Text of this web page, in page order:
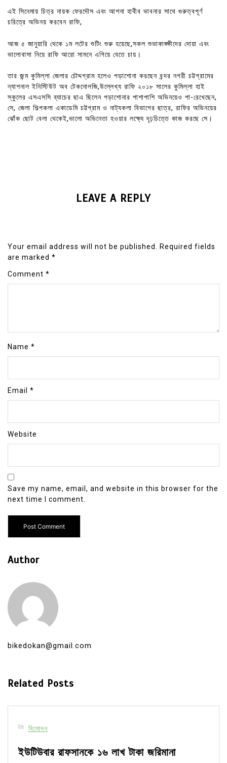
এই সিনেমায় চিত্র নায়ক ফেরদৌস এবং আশনা হাবীব ভাবনার সাথে গুরুত্বপূর্ণ
চরিত্রে অভিনয় করবেন রাফি,
আজ ৫ জানুয়ারি থেকে ১ম লটের শুটিং শুরু হয়েছে,সকল শুভাকাঙ্ক্ষীদের দোয়া এবং
ভালোবাসা নিয়ে রাফি আরো সামনে এগিয়ে যেতে চায়।
তার জন্ম কুমিল্লা জেলার চৌদ্দগ্রাম হলেও পড়াশোনা করছেন বন্দর নগরী চট্টগ্রামের
ন্যাশনাল ইনিস্টিউট অব টেকনোলজি,উল্লেখ্য রাফি ২০১৮ সালের কুমিল্লা হাই
স্কুলের এসএসসি ব্যাচের ছাএ ছিলেন পড়াশোনার পাশাপাশি অভিনয়েও পা-রেখেছেন,
সে, জেলা শিল্পকলা একাডেমি চট্টগ্রাম ও নাট্যকলা বিভাগের ছাত্র, রাফির অভিনয়ের
ঝোঁক ছোট বেলা থেকেই,ভালো অভিনেতা হওয়ার লক্ষ্যে দৃঢ়চিত্তে কাজ করছে সে।
LEAVE A REPLY
Your email address will not be published.
Required fields
are marked *
Comment *
Name *
Email *
Website
Save my name, email, and website in this browser for the
next time I comment.
Author
bikedokan@gmail.com
Related Posts
In বিনোদন
ইউটিউবার রাফসানকে ১৬ লাখ টাকা জরিমানা